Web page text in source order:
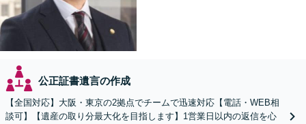
公正証書遺言の作成
【全国対応】大阪・東京の2拠点でチームで迅速対応【電話・WEB相
談可】【遺産の取り分最大化を目指します】1営業日以内の返信を心